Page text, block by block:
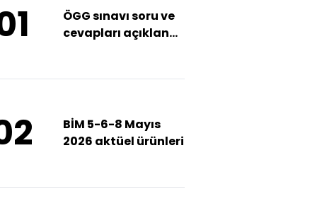
ÖGG sınavı soru ve
cevapları açıklandı
BİM 5-6-8 Mayıs
2026 aktüel ürünleri